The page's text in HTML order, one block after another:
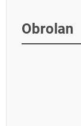
Obrolan